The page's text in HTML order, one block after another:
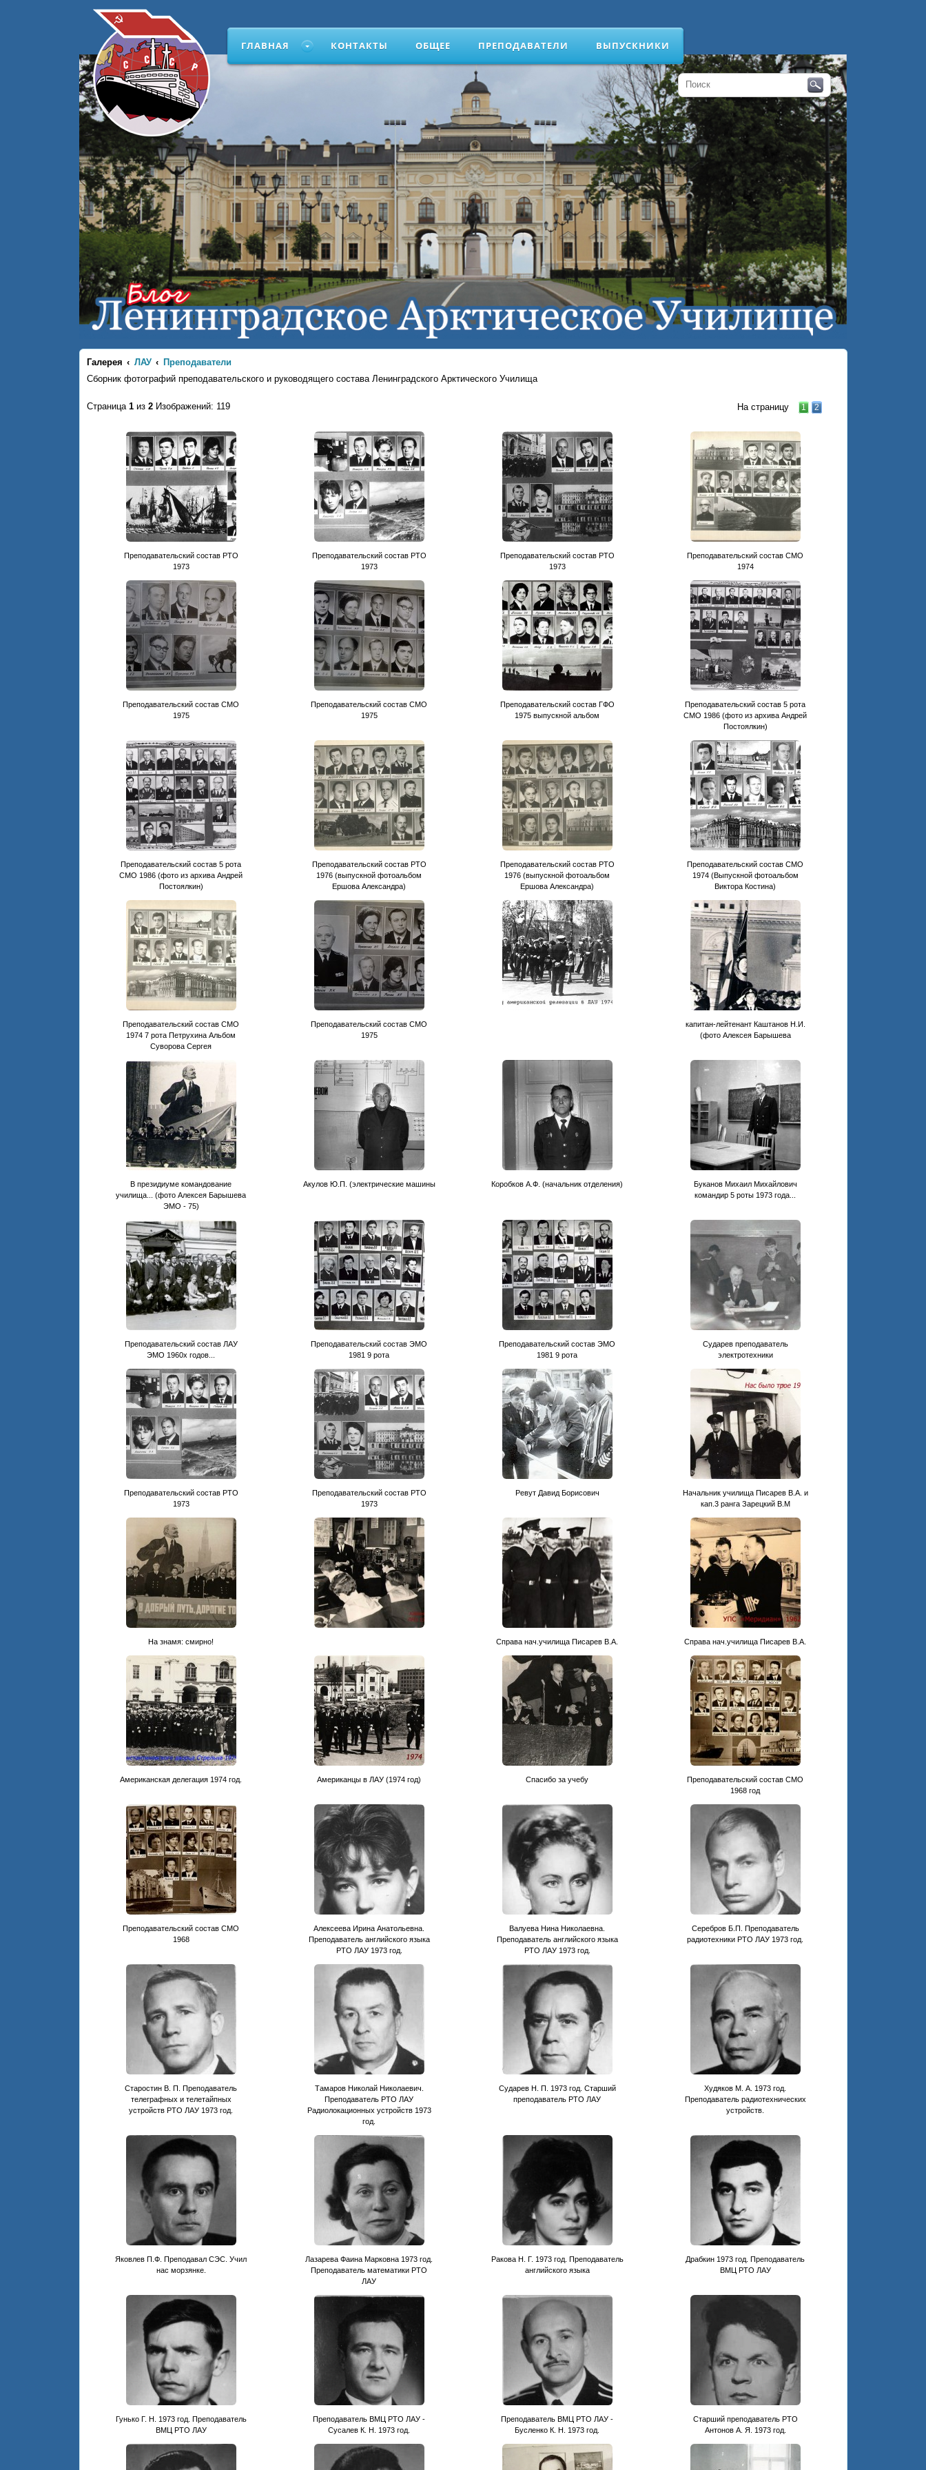
ГЛАВНАЯ КОНТАКТЫ ОБЩЕЕ ПРЕПОДАВАТЕЛИ ВЫПУСКНИКИ
Галерея ЛАУ
Преподаватели
Сборник фотографий преподавательского и руководящего состава Ленинградского Арктического Училища
Страница 1из 2Изображений: 119 На страницу 1 2
Преподавательский состав РТО
1973
Преподавательский состав РТО
1973
Преподавательский состав РТО
1973
Преподавательский состав СМО
1974
Преподавательский состав CМО
1975
Преподавательский состав СМО
1975
Преподавательский состав ГФО
1975 выпускной альбом
Преподавательский состав 5 рота
СМО 1986 (фото из архива Андрей
Постоялкин)
Преподавательский состав 5 рота
СМО 1986 (фото из архива Андрей
Постоялкин)
Преподавательский состав РТО
1976 (выпускной фотоальбом
Ершова Александра)
Преподавательский состав РТО
1976 (выпускной фотоальбом
Ершова Александра)
Преподавательский состав СМО
1974 (Выпускной фотоальбом
Виктора Костина)
Преподавательский состав СМО
1974 7 рота Петрухина Альбом
Суворова Сергея
Преподавательский состав CМО
1975
капитан-лейтенант Каштанов Н.И.
(фото Алексея Барышева
В президиуме командование
училища... (фото Алексея Барышева
ЭМО - 75)
Акулов Ю.П. (электрические машины Коробков А.Ф. (начальник отделения)
Буканов Михаил Михайлович
командир 5 роты 1973 года...
Преподавательский состав ЛАУ
ЭМО 1960х годов...
Преподавательский состав ЭМО
1981 9 рота
Преподавательский состав ЭМО
1981 9 рота
Сударев преподаватель
электротехники
Преподавательский состав РТО
1973
Преподавательский состав РТО
1973
Ревут Давид Борисович
Начальник училища Писарев В.А. и
кап.3 ранга Зарецкий В.М
На знамя: смирно! Справа нач.училища Писарев В.А. Cправа нач.училища Писарев В.А.
Американская делегация 1974 год. Американцы в ЛАУ (1974 год) Спасибо за учебу
Преподавательский состав СМО
1968 год
Преподавательский состав СМО
1968
Алексеева Ирина Анатольевна.
Преподаватель английского языка
РТО ЛАУ 1973 год.
Валуева Нина Николаевна.
Преподаватель английского языка
РТО ЛАУ 1973 год.
Серебров Б.П. Преподаватель
радиотехники РТО ЛАУ 1973 год.
Старостин В. П. Преподаватель
телеграфных и телетайпных
устройств РТО ЛАУ 1973 год.
Тамаров Николай Николаевич.
Преподаватель РТО ЛАУ
Радиолокационных устройств 1973
год.
Сударев Н. П. 1973 год. Старший
преподаватель РТО ЛАУ
Худяков М. А. 1973 год.
Преподаватель радиотехнических
устройств.
Яковлев П.Ф. Преподавал СЭС. Учил
нас морзянке.
Лазарева Фаина Марковна 1973 год.
Преподаватель математики РТО
ЛАУ
Ракова Н. Г. 1973 год. Преподаватель
английского языка
Драбкин 1973 год. Преподаватель
ВМЦ РТО ЛАУ
Гунько Г. Н. 1973 год. Преподаватель
ВМЦ РТО ЛАУ
Преподаватель ВМЦ РТО ЛАУ -
Сусалев К. Н. 1973 год.
Преподаватель ВМЦ РТО ЛАУ -
Бусленко К. Н. 1973 год.
Старший преподаватель РТО
Антонов А. Я. 1973 год.